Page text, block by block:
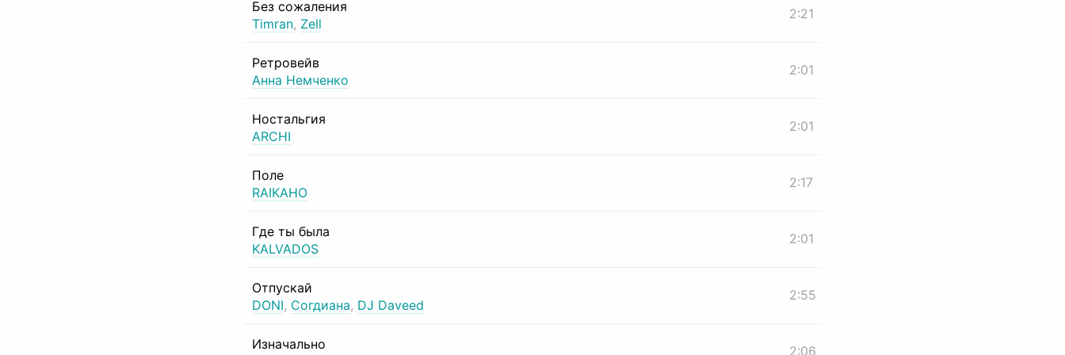
Без сожаления
Timran, Zell
2:21
Ретровейв
Анна Немченко
2:01
Ностальгия
ARCHI
2:01
Поле
RAIKAHO
2:17
Где ты была
KALVADOS
2:01
Отпускай
DONI, Согдиана, DJ Daveed
2:55
Изначально
2:06